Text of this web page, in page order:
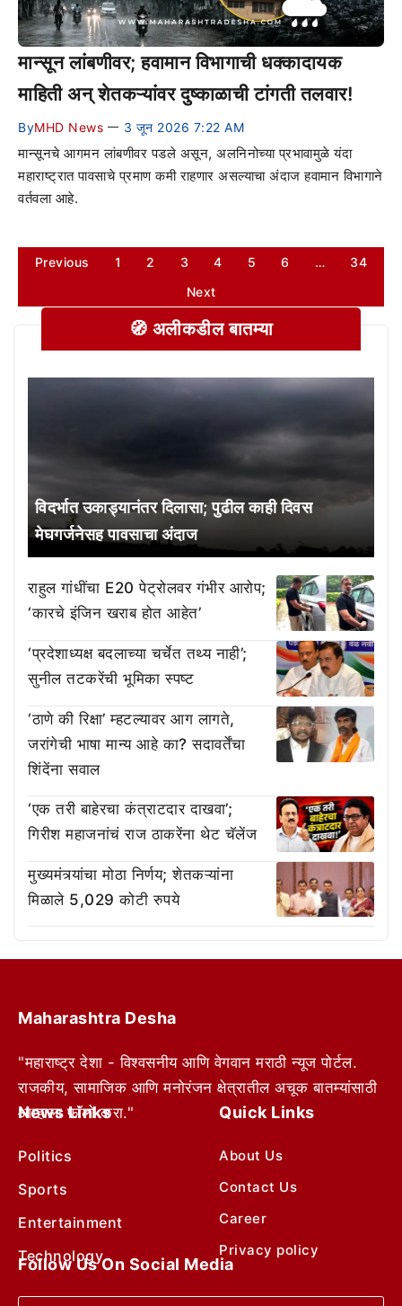
मान्सून लांबणीवर; हवामान विभागाची धक्कादायक
माहिती अन् शेतकऱ्यांवर दुष्काळाची टांगती तलवार!
ByMHD News — 3 जून 2026 7:22 AM
मान्सूनचे आगमन लांबणीवर पडले असून, अलनिनोच्या प्रभावामुळे यंदा
महाराष्ट्रात पावसाचे प्रमाण कमी राहणार असल्याचा अंदाज हवामान विभागाने
वर्तवला आहे.
Previous 1 2 3 4 5 6 …
34
Next
🧭 अलीकडील बातम्या
विदर्भात उकाड्यानंतर दिलासा; पुढील काही दिवस
मेघगर्जनेसह पावसाचा अंदाज
राहुल गांधींचा E20 पेट्रोलवर गंभीर आरोप;
‘कारचे इंजिन खराब होत आहेत’
‘प्रदेशाध्यक्ष बदलाच्या चर्चेत तथ्य नाही’;
सुनील तटकरेंची भूमिका स्पष्ट
‘ठाणे की रिक्षा’ म्हटल्यावर आग लागते,
जरांगेची भाषा मान्य आहे का? सदावर्तेंचा
शिंदेंना सवाल
‘एक तरी बाहेरचा कंत्राटदार दाखवा’;
गिरीश महाजनांचं राज ठाकरेंना थेट चॅलेंज
मुख्यमंत्र्यांचा मोठा निर्णय; शेतकऱ्यांना
मिळाले 5,029 कोटी रुपये
Maharashtra Desha
"महाराष्ट्र देशा - विश्वसनीय आणि वेगवान मराठी न्यूज पोर्टल.
राजकीय, सामाजिक आणि मनोरंजन क्षेत्रातील अचूक बातम्यांसाठी
आम्हाला फॉलो करा."
News Links
Politics
Sports
Entertainment
Technology
Quick Links
About Us
Contact Us
Career
Privacy policy
Follow Us On Social Media